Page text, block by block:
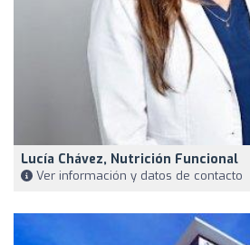
Lucía Chávez, Nutrición Funcional
Ver información y datos de contacto